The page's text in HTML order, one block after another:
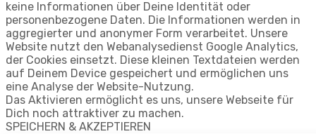
keine Informationen über Deine Identität oder
personenbezogene Daten. Die Informationen werden in
aggregierter und anonymer Form verarbeitet. Unsere
Website nutzt den Webanalysedienst Google Analytics,
der Cookies einsetzt. Diese kleinen Textdateien werden
auf Deinem Device gespeichert und ermöglichen uns
eine Analyse der Website-Nutzung.
Das Aktivieren ermöglicht es uns, unsere Webseite für
Dich noch attraktiver zu machen.
SPEICHERN & AKZEPTIEREN